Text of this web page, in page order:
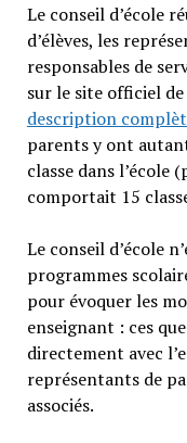
Le conseil d’école
d’élèves, les
responsables de
sur le site officiel
description
parents y ont
classe dans l’école
comportait 15
Le conseil d’école
programmes
pour évoquer les
enseignant : ces
directement avec
représentants de
associés.